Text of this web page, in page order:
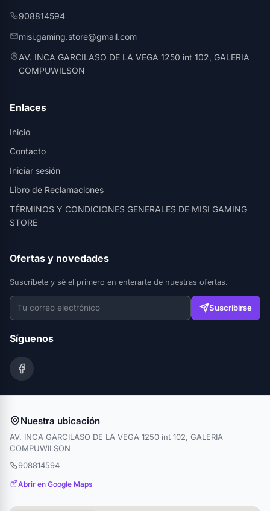
908814594
misi.gaming.store@gmail.com
AV. INCA GARCILASO DE LA VEGA 1250 int 102, GALERIA
COMPUWILSON
Enlaces
Inicio
Contacto
Iniciar sesión
Libro de Reclamaciones
TÉRMINOS Y CONDICIONES GENERALES DE MISI GAMING
STORE
Ofertas y novedades
Suscríbete y sé el primero en enterarte de nuestras ofertas.
Suscribirse
Síguenos
Nuestra ubicación
AV. INCA GARCILASO DE LA VEGA 1250 int 102, GALERIA
COMPUWILSON
908814594
Abrir en Google Maps